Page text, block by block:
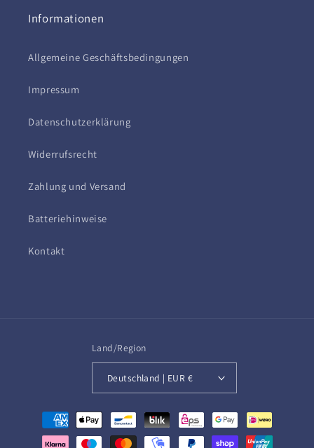
Informationen
Allgemeine Geschäftsbedingungen
Impressum
Datenschutzerklärung
Widerrufsrecht
Zahlung und Versand
Batteriehinweise
Kontakt
Land/Region
Deutschland | EUR €
Zahlungsmethoden